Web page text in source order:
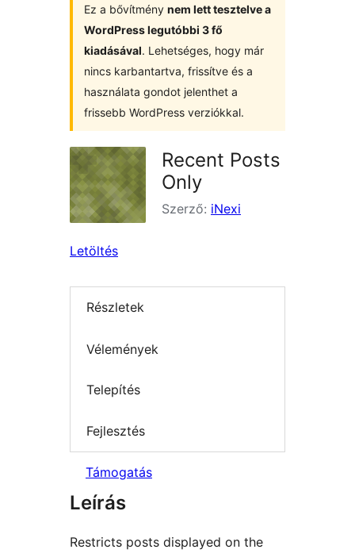
Ez a bővítmény nem lett tesztelve a
WordPress legutóbbi 3 fő
kiadásával. Lehetséges, hogy már
nincs karbantartva, frissítve és a
használata gondot jelenthet a
frissebb WordPress verziókkal.
Recent Posts
Only
Szerző: iNexi
Letöltés
Részletek
Vélemények
Telepítés
Fejlesztés
Támogatás
Leírás
Restricts posts displayed on the